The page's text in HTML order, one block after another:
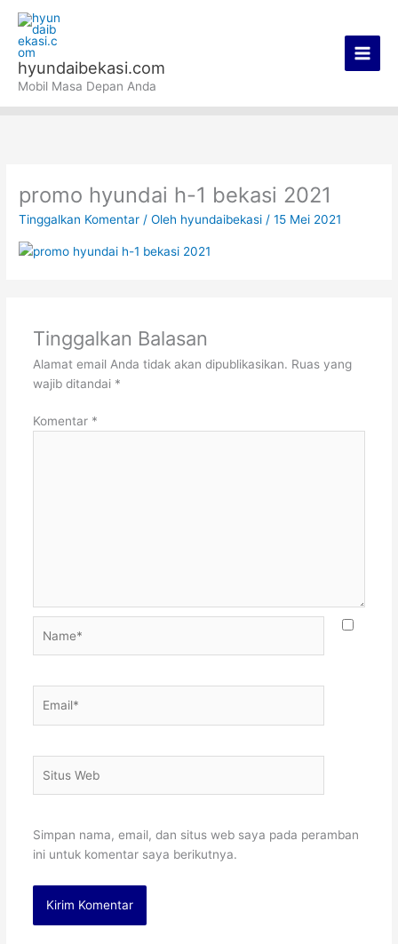
konten
hyundaibekasi.com
Mobil Masa Depan Anda
promo hyundai h-1 bekasi 2021
Tinggalkan Komentar / Oleh hyundaibekasi/15 Mei 2021
Tinggalkan Balasan
Alamat email Anda tidak akan dipublikasikan. Ruas yang
wajib ditandai *
Komentar *
Web
Simpan nama, email, dan situs web saya pada peramban
ini untuk komentar saya berikutnya.